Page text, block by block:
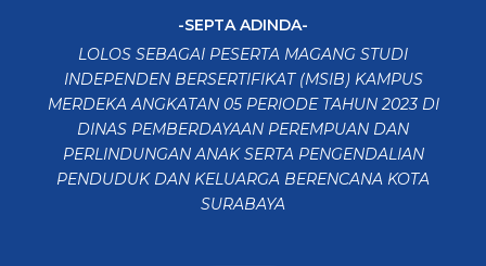
-SEPTA ADINDA-
LOLOS SEBAGAI PESERTA MAGANG STUDI
INDEPENDEN BERSERTIFIKAT (MSIB) KAMPUS
MERDEKA ANGKATAN 05 PERIODE TAHUN 2023 DI
DINAS PEMBERDAYAAN PEREMPUAN DAN
PERLINDUNGAN ANAK SERTA PENGENDALIAN
PENDUDUK DAN KELUARGA BERENCANA KOTA
SURABAYA